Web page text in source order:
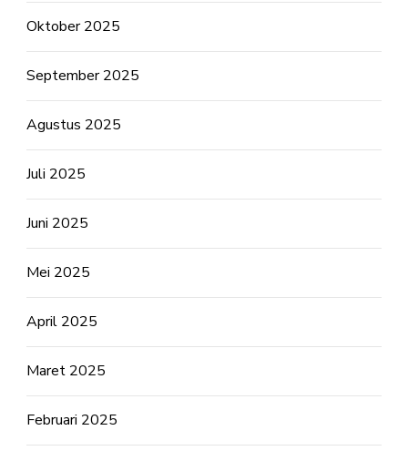
Oktober 2025
September 2025
Agustus 2025
Juli 2025
Juni 2025
Mei 2025
April 2025
Maret 2025
Februari 2025